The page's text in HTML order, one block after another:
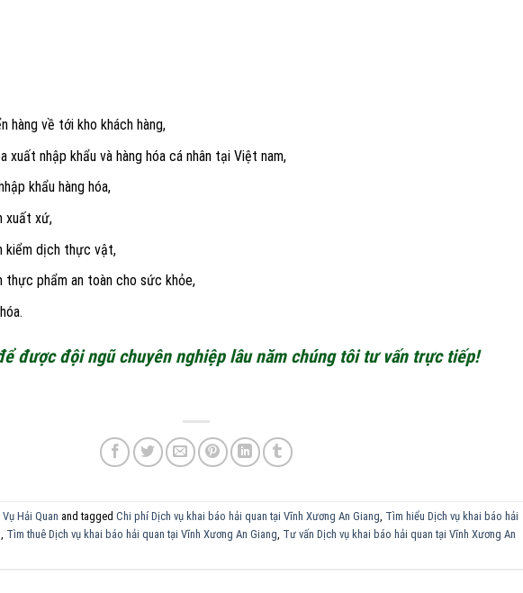
hàng về tới kho khách hàng,
xuất nhập khẩu và hàng hóa cá nhân tại Việt nam,
khẩu hàng hóa,
xuất xứ,
kiểm dịch thực vật,
thực phẩm an toàn cho sức khỏe,
được đội ngũ chuyên nghiệp lâu năm chúng tôi tư vấn trực tiếp!
Vụ Hải Quan and taggedChi phí Dịch vụ khai báo hải quan tại Vĩnh Xương An Giang Tìm hiểu Dịch vụ khai báo hải
Tìm thuê Dịch vụ khai báo hải quan tại Vĩnh Xương An Giang Tư vấn Dịch vụ khai báo hải quan tại Vĩnh Xương An